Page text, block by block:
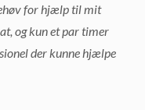
for hjælp til mit
og kun et par timer
der kunne hjælpe